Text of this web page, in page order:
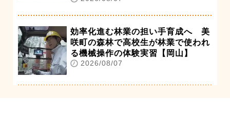
効率化進む林業の担い手育成へ 美
咲町の森林で高校生が林業で使われ
る機械操作の体験実習【岡山】
2026/08/07